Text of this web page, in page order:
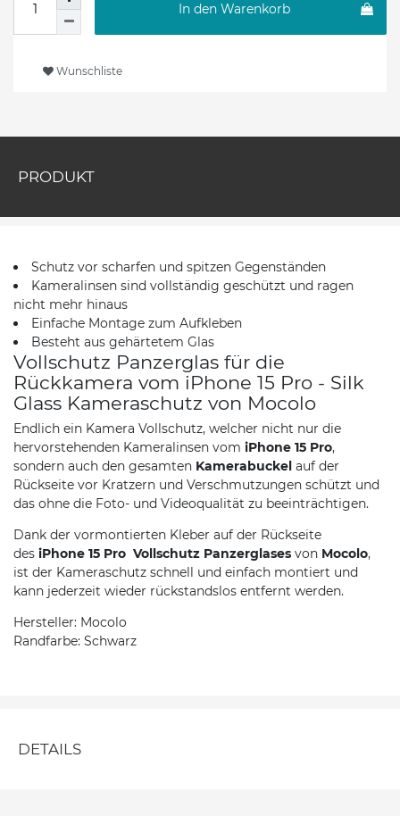
In den Warenkorb
Wunschliste
PRODUKT
Schutz vor scharfen und spitzen Gegenständen
Kameralinsen sind vollständig geschützt und ragen
nicht mehr hinaus
Einfache Montage zum Aufkleben
Besteht aus gehärtetem Glas
Vollschutz Panzerglas für die
Rückkamera vom iPhone 15 Pro - Silk
Glass Kameraschutz von Mocolo
Endlich ein Kamera Vollschutz, welcher nicht nur die
hervorstehenden Kameralinsen vom iPhone 15 Pro,
sondern auch den gesamten Kamerabuckel auf der
Rückseite vor Kratzern und Verschmutzungen schützt und
das ohne die Foto- und Videoqualität zu beeinträchtigen.
Dank der vormontierten Kleber auf der Rückseite
des iPhone 15 Pro Vollschutz Panzerglases von Mocolo,
ist der Kameraschutz schnell und einfach montiert und
kann jederzeit wieder rückstandslos entfernt werden.
Hersteller: Mocolo
Randfarbe: Schwarz
DETAILS